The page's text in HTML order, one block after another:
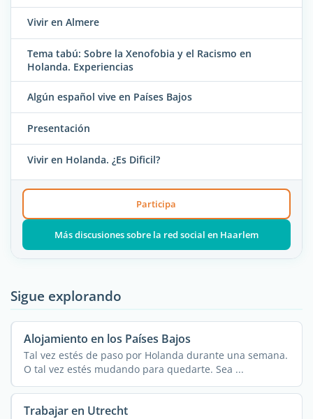
Vivir en Almere
Tema tabú: Sobre la Xenofobia y el Racismo en
Holanda. Experiencias
Algún español vive en Países Bajos
Presentación
Vivir en Holanda. ¿Es Dificil?
Participa
Más discusiones sobre la red social en Haarlem
Sigue explorando
Alojamiento en los Países Bajos
Tal vez estés de paso por Holanda durante una semana.
O tal vez estés mudando para quedarte. Sea ...
Trabajar en Utrecht